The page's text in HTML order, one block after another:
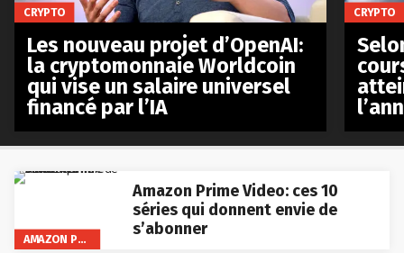
Amazon Prime Video: ces 10
séries qui donnent envie de
s’abonner
CRYPTO
Les nouveau projet d’OpenAI:
la cryptomonnaie Worldcoin
qui vise un salaire universel
financé par l’IA
CRYPTO